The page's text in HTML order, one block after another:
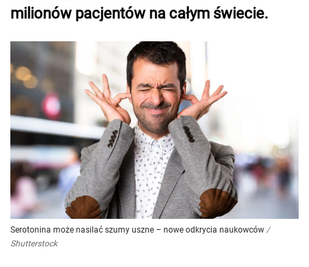
milionów pacjentów na całym świecie.
Serotonina może nasilać szumy uszne – nowe odkrycia naukowców /
Shutterstock